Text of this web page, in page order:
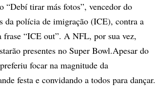
“Debí tirar más fotos”, vencedor do
da polícia de imigração (ICE), contra a
“ICE out”. A NFL, por sua vez,
presentes no Super Bowl.Apesar do
focar na magnitude da
festa e convidando a todos para dançar.